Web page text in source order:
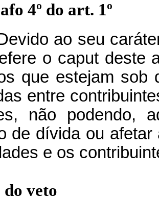
4º do art. 1º
ao seu
o caput deste
que estejam sob
entre
não podendo,
de dívida ou
e os
do veto